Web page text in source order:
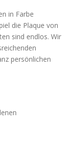
in Farbe
die Plaque von
sind endlos. Wir
persönlichen